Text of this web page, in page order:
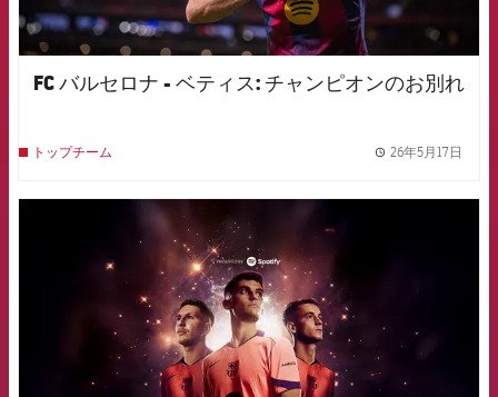
FC バルセロナ - ベティス: チャンピオンのお別れ
トップチーム 26年5月17日